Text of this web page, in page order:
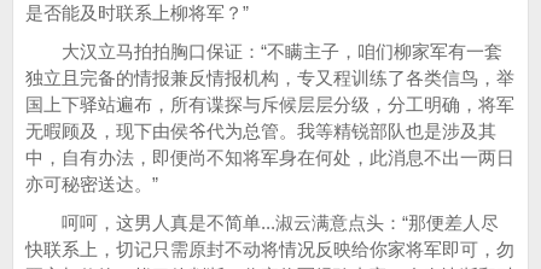
是否能及时联系上柳将军？”
大汉立马拍拍胸口保证：“不瞒主子，咱们柳家军有一套
独立且完备的情报兼反情报机构，专又程训练了各类信鸟，举
国上下驿站遍布，所有谍探与斥候层层分级，分工明确，将军
无暇顾及，现下由侯爷代为总管。我等精锐部队也是涉及其
中，自有办法，即便尚不知将军身在何处，此消息不出一两日
亦可秘密送达。”
呵呵，这男人真是不简单...淑云满意点头：“那便差人尽
快联系上，切记只需原封不动将情况反映给你家将军即可，勿